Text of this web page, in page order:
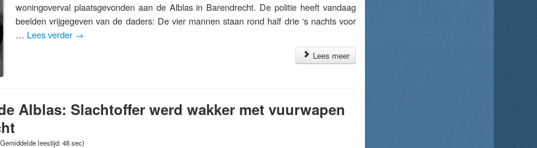
woningoverval plaatsgevonden aan de Alblas in Barendrecht. De politie heeft vandaag
beelden vrijgegeven van de daders: De vier mannen staan rond half drie ‘s nachts voor
… Lees verder →
Lees meer
Alblas: Slachtoffer werd wakker met vuurwapen
leestijd: 48 sec)